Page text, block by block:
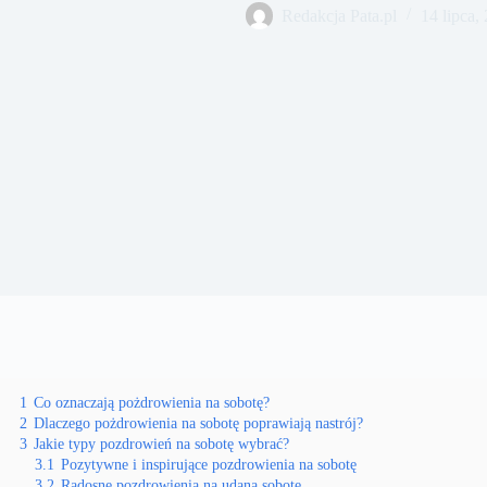
1 Co oznaczają pożdrowienia na sobotę?
2 Dlaczego pożdrowienia na sobotę poprawiają nastrój?
3 Jakie typy pozdrowień na sobotę wybrać?
3.1 Pozytywne i inspirujące pozdrowienia na sobotę